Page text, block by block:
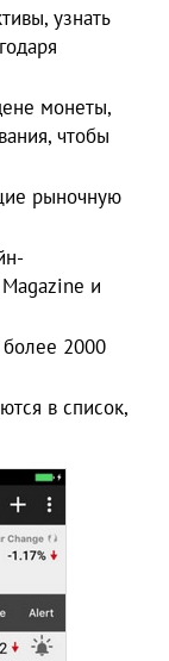
узнать
монеты,
чтобы
рыночную
и
2000
в список,